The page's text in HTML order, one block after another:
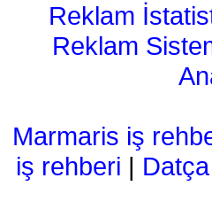
Reklam
Reklam
Marmaris iş
iş rehberi |